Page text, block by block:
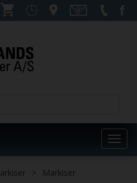
Markiser